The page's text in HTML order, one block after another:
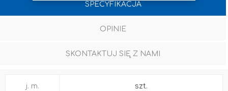
SPECYFIKACJA
OPINIE
SKONTAKTUJ SIĘ Z NAMI
j. m. szt.